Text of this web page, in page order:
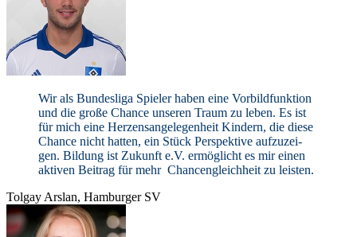
Wir als Bun­des­liga Spie­ler haben eine Vor­bild­funk­tion
und die große Chance unse­ren Traum zu leben. Es ist
für mich eine Her­zens­an­ge­le­gen­heit Kin­dern, die diese
Chance nicht hat­ten, ein Stück Per­spek­tive auf­zu­zei­
gen. Bil­dung ist Zukunft e.V. ermög­licht es mir einen
akti­ven Bei­trag für mehr Chan­cen­gleich­heit zu leisten.
Tol­gay Ars­lan, Ham­bur­ger SV